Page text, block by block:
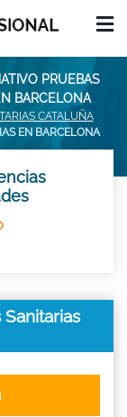
PRUEBAS
BARCELONA
CATALUÑA
EN BARCELONA